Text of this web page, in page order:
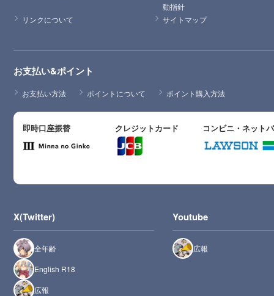
動指針
リンクについて
サイトマップ
お支払い&ポイント
お支払い方法 ポイントについて ポイント購入方法
即時口座振替 クレジットカード コンビニ・ネット
X(Twitter)
全年齢
English R18
広報
Youtube
広報